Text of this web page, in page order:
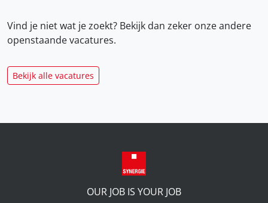
Vind je niet wat je zoekt? Bekijk dan zeker onzeandere
openstaande vacatures.
Bekijk alle vacatures
OUR JOB IS YOUR JOB